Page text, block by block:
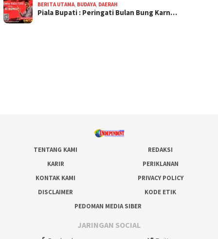
BERITA UTAMA, BUDAYA, DAERAH
Piala Bupati : Peringati Bulan Bung Karn…
TENTANG KAMI
REDAKSI
KARIR
PERIKLANAN
KONTAK KAMI
PRIVACY POLICY
DISCLAIMER
KODE ETIK
PEDOMAN MEDIA SIBER
JARINGAN SOCIAL